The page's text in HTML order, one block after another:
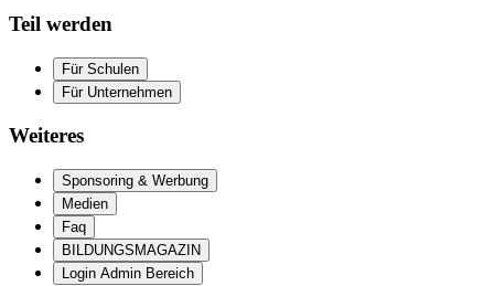
Teil werden
Für Schulen
Für Unternehmen
Weiteres
Sponsoring & Werbung
Medien
Faq
BILDUNGSMAGAZIN
Login Admin Bereich